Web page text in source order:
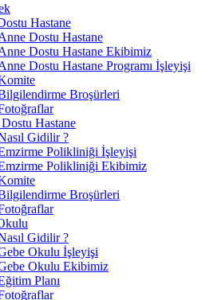
Hastane
Dostu Hastane
Dostu Hastane Ekibimiz
Dostu Hastane Programı İşleyişi
Broşürleri
Hastane
Gidilir ?
Polikliniği İşleyişi
Polikliniği Ekibimiz
Broşürleri
Gidilir ?
Okulu İşleyişi
Okulu Ekibimiz
Planı